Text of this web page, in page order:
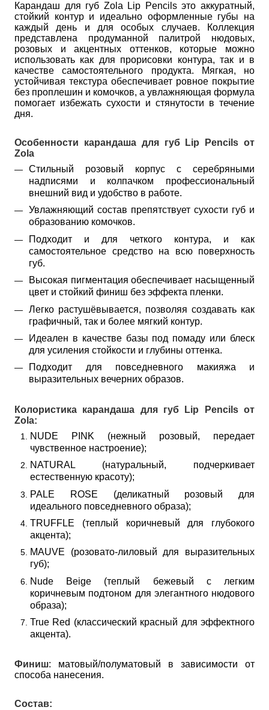
Карандаш для губ Zola Lip Pencils это аккуратный,
стойкий контур и идеально оформленные губы на
каждый день и для особых случаев. Коллекция
представлена продуманной палитрой нюдовых,
розовых и акцентных оттенков, которые можно
использовать как для прорисовки контура, так и в
качестве самостоятельного продукта. Мягкая, но
устойчивая текстура обеспечивает ровное покрытие
без проплешин и комочков, а увлажняющая формула
помогает избежать сухости и стянутости в течение
дня.
Особенности карандаша для губ Lip Pencils от
Zola
Стильный розовый корпус с серебряными
надписями и колпачком профессиональный
внешний вид и удобство в работе.
Увлажняющий состав препятствует сухости губ и
образованию комочков.
Подходит и для четкого контура, и как
самостоятельное средство на всю поверхность
губ.
Высокая пигментация обеспечивает насыщенный
цвет и стойкий финиш без эффекта пленки.
Легко растушёвывается, позволяя создавать как
графичный, так и более мягкий контур.
Идеален в качестве базы под помаду или блеск
для усиления стойкости и глубины оттенка.
Подходит для повседневного макияжа и
выразительных вечерних образов.
Колористика карандаша для губ Lip Pencils от
Zola:
NUDE PINK (нежный розовый, передает
чувственное настроение);
NATURAL (натуральный, подчеркивает
естественную красоту);
PALE ROSE (деликатный розовый для
идеального повседневного образа);
TRUFFLE (теплый коричневый для глубокого
акцента);
MAUVE (розовато-лиловый для выразительных
губ);
Nude Beige (теплый бежевый с легким
коричневым подтоном для элегантного нюдового
образа);
True Red (классический красный для эффектного
акцента).
Финиш: матовый/полуматовый в зависимости от
способа нанесения.
Состав: